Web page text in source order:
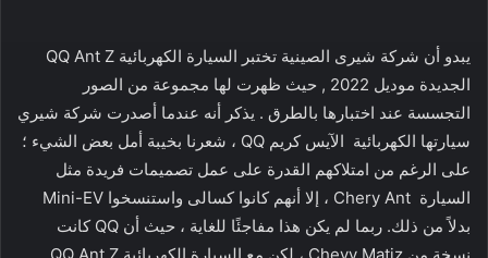
يبدو أن شركة شيرى الصينية تختبر السيارة الكهربائية QQ Ant Z
الجديدة موديل 2022 , حيث ظهرت لها مجموعة من الصور
التجسسة عند اختبارها بالطرق . يذكر أنه عندما أصدرت شركة شيري
سيارتها الكهربائية الآيس كريم QQ ، شعرنا بخيبة أمل بعض الشيء ؛
على الرغم من امتلاكهم القدرة على عمل تصميمات فريدة مثل
السيارة Chery Ant ، إلا أنهم كانوا كسالى واستنسخوا Mini-EV
بدلاً من ذلك. ربما لم يكن هذا مفاجئًا للغاية ، حيث أن QQ كانت